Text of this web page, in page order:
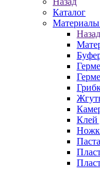
Каталог
Назад
Клей